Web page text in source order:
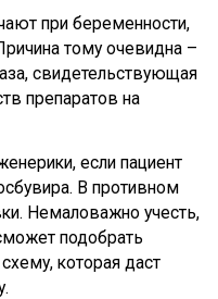
при беременности,
тому очевидна –
свидетельствующая
препаратов на
если пациент
В противном
Немаловажно учесть,
подобрать
которая даст